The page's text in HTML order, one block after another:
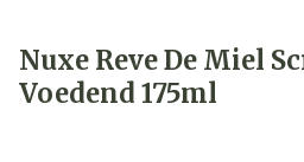
Nuxe Reve De Miel
Voedend 175ml